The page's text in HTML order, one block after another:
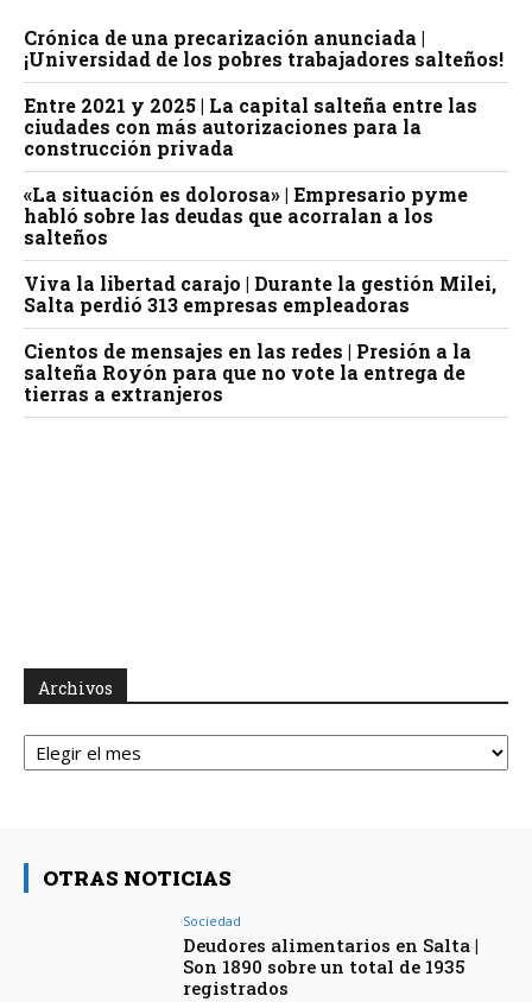
Crónica de una precarización anunciada |
¡Universidad de los pobres trabajadores salteños!
Entre 2021 y 2025 | La capital salteña entre las
ciudades con más autorizaciones para la
construcción privada
«La situación es dolorosa» | Empresario pyme
habló sobre las deudas que acorralan a los
salteños
Viva la libertad carajo | Durante la gestión Milei,
Salta perdió 313 empresas empleadoras
Cientos de mensajes en las redes | Presión a la
salteña Royón para que no vote la entrega de
tierras a extranjeros
Archivos
Archivos
OTRAS NOTICIAS
Sociedad
Deudores alimentarios en Salta |
Son 1890 sobre un total de 1935
registrados